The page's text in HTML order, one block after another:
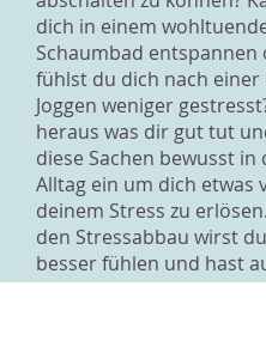
dich in einem
Schaumbad entspannen
fühlst du dich nach einer
Joggen weniger
heraus was dir gut tut
diese Sachen bewusst in
Alltag ein um dich etwas
deinem Stress zu
den Stressabbau wirst
besser fühlen und hast
wieder mehr Kraft für